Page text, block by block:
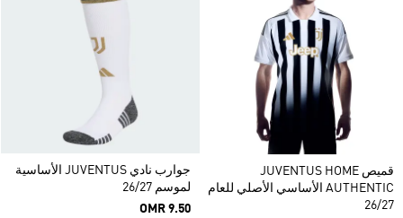
قميص JUVENTUS HOME
AUTHENTIC الأساسي الأصلي للعام
26/27
جوارب نادي JUVENTUS الأساسية
لموسم 26/27
OMR 9.50